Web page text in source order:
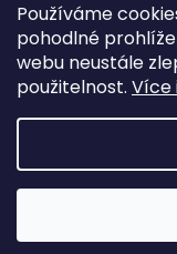
Používáme
pohodlné
webu neustále
použitelnost. Více
Obchodní podmínky
Podmínky ochrany